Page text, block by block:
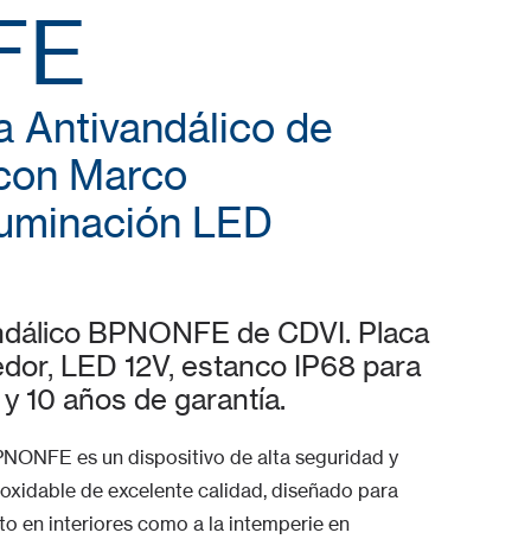
Antivandálico de
Marco
LED
BPNONFE de CDVI. Placa
LED 12V, estanco IP68 para
10 años de garantía.
es un dispositivo de alta seguridad y
de excelente calidad, diseñado para
en interiores como a la intemperie en